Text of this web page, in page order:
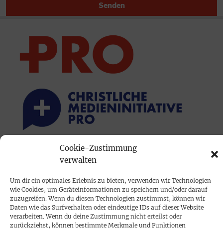
Cookie-Zustimmung
verwalten
Um dir ein optimales Erlebnis zu bieten, verwenden wir Technologien
wie Cookies, um Geräteinformationen zu speichern und/oder darauf
zuzugreifen. Wenn du diesen Technologien zustimmst, können wir
Daten wie das Surfverhalten oder eindeutige IDs auf dieser Website
verarbeiten. Wenn du deine Zustimmung nicht erteilst oder
zurückziehst, können bestimmte Merkmale und Funktionen
Senden
PRINTAUSGABE
PROKOMPAKT
Impressum